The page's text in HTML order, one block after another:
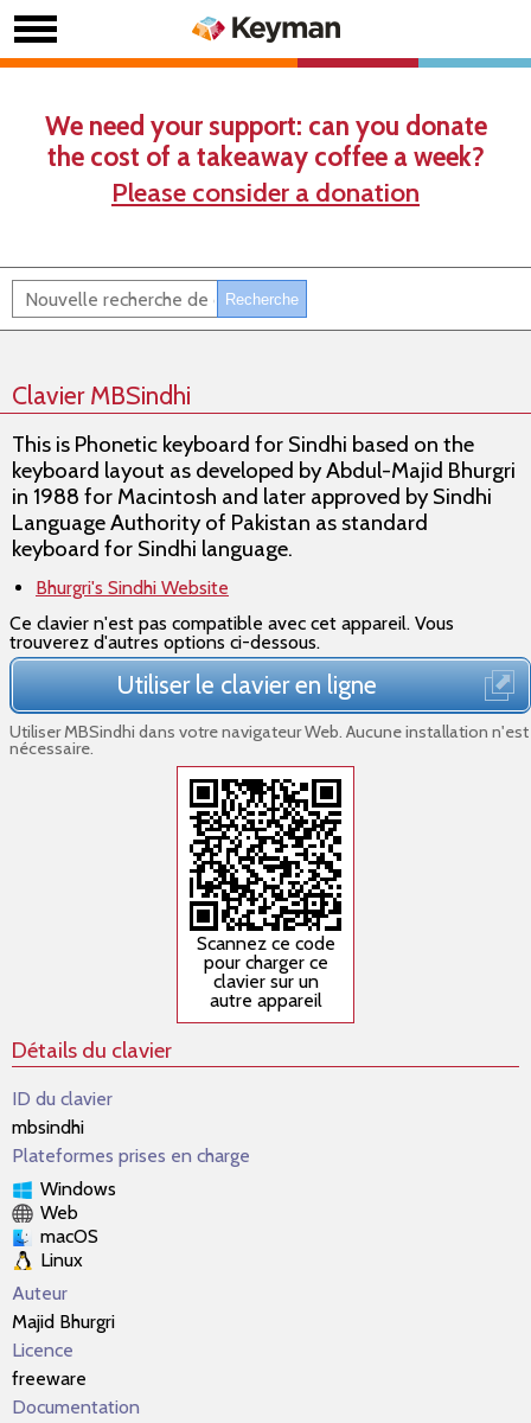
We need your support: can you donate
the cost of a takeaway coffee a week?
Please consider a donation
Clavier MBSindhi
This is Phonetic keyboard for Sindhi based on the
keyboard layout as developed by Abdul-Majid Bhurgri
in 1988 for Macintosh and later approved by Sindhi
Language Authority of Pakistan as standard
keyboard for Sindhi language.
Bhurgri's Sindhi Website
Ce clavier n'est pas compatible avec cet appareil. Vous
trouverez d'autres options ci-dessous.
Utiliser le clavier en ligne
Utiliser MBSindhi dans votre navigateur Web. Aucune installation n'est
nécessaire.
Scannez ce code
pour charger ce
clavier sur un
autre appareil
Détails du clavier
ID du clavier
mbsindhi
Plateformes prises en charge
Windows
Web
macOS
Linux
Auteur
Majid Bhurgri
Licence
freeware
Documentation